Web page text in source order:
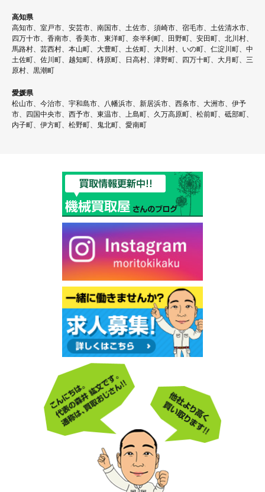
高知県
高知市、室戸市、安芸市、南国市、土佐市、須崎市、宿毛市、土佐清水市、
四万十市、香南市、香美市、東洋町、奈半利町、田野町、安田町、北川村、
馬路村、芸西村、本山町、大豊町、土佐町、大川村、いの町、仁淀川町、中
土佐町、佐川町、越知町、梼原町、日高村、津野町、四万十町、大月町、三
原村、黒潮町
愛媛県
松山市、今治市、宇和島市、八幡浜市、新居浜市、西条市、大洲市、伊予
市、四国中央市、西予市、東温市、上島町、久万高原町、松前町、砥部町、
内子町、伊方町、松野町、鬼北町、愛南町